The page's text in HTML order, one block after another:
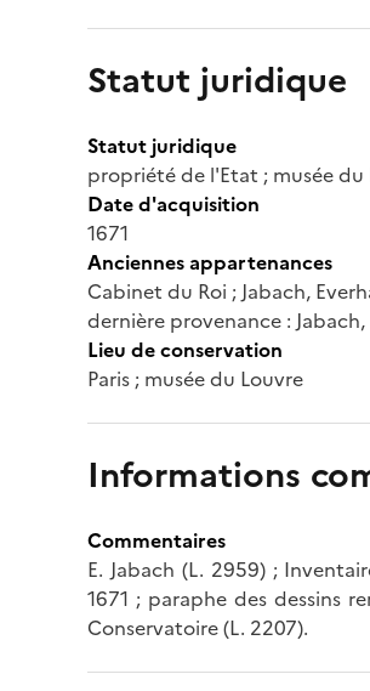
Statut juridique
Statut juridique
propriété de l'Etat ; musée
Date d'acquisition
1671
Anciennes appartenances
Cabinet du Roi ; Jabach,
dernière provenance : Jabach,
Lieu de conservation
Paris ; musée du Louvre
Informations
Commentaires
E. Jabach (L. 2959) ;
1671 ; paraphe des dessins
Conservatoire (L. 2207).